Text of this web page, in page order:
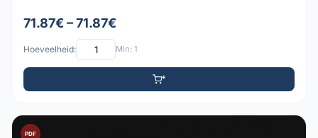
71.87€ – 71.87€
Hoeveelheid: Min: 1
PDF